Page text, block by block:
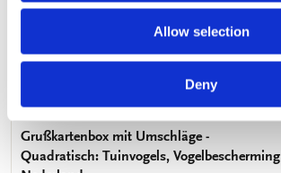
Allow selection
Deny
Grußkartenbox mit Umschläge -
Quadratisch: Tuinvogels, Vogelbescherming